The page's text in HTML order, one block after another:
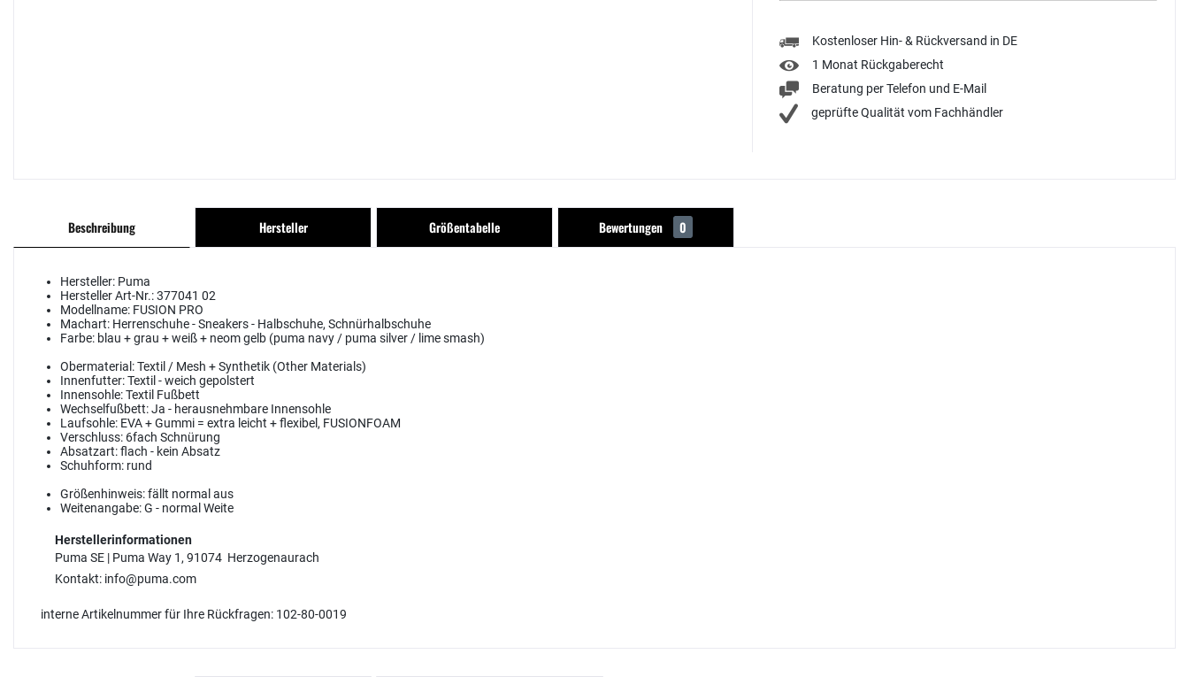
Kostenloser Hin- & Rückversand in DE
1 Monat Rückgaberecht
Beratung per Telefon und E-Mail
geprüfte Qualität vom Fachhändler
Beschreibung Hersteller Größentabelle Bewertungen 0
Hersteller: Puma
Hersteller Art-Nr.:377041 02
Modellname: FUSION PRO
Machart: Herrenschuhe - Sneakers - Halbschuhe, Schnürhalbschuhe
Farbe: blau + grau + weiß + neom gelb (puma navy / puma silver / lime smash)
Obermaterial:Textil / Mesh + Synthetik (Other Materials)
Innenfutter:Textil - weich gepolstert
Innensohle:Textil Fußbett
Wechselfußbett:Ja - herausnehmbare Innensohle
Laufsohle: EVA + Gummi = extra leicht + flexibel, FUSIONFOAM
Verschluss: 6fach Schnürung
Absatzart:flach - kein Absatz
Schuhform: rund
Größenhinweis:fällt normal aus
Weitenangabe:G - normal Weite
Herstellerinformationen
Puma SE | Puma Way 1, 91074 Herzogenaurach
Kontakt: info@puma.com
interne Artikelnummer für Ihre Rückfragen: 102-80-0019